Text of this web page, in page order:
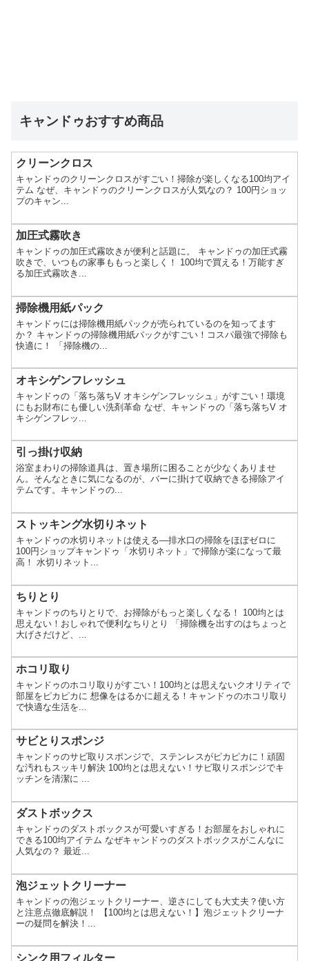
キャンドゥおすすめ商品
クリーンクロス
キャンドゥのクリーンクロスがすごい！掃除が楽しくなる100均アイ
テム なぜ、キャンドゥのクリーンクロスが人気なの？ 100円ショッ
プのキャン...
加圧式霧吹き
キャンドゥの加圧式霧吹きが便利と話題に。 キャンドゥの加圧式霧
吹きで、いつもの家事ももっと楽しく！ 100均で買える！万能すぎ
る加圧式霧吹き...
掃除機用紙パック
キャンドゥには掃除機用紙パックが売られているのを知ってます
か？ キャンドゥの掃除機用紙パックがすごい！コスパ最強で掃除も
快適に！ 「掃除機の...
オキシゲンフレッシュ
キャンドゥの「落ち落ちV オキシゲンフレッシュ」がすごい！環境
にもお財布にも優しい洗剤革命 なぜ、キャンドゥの「落ち落ちV オ
キシゲンフレッ...
引っ掛け収納
浴室まわりの掃除道具は、置き場所に困ることが少なくありませ
ん。そんなときに気になるのが、バーに掛けて収納できる掃除アイ
テムです。キャンドゥの...
ストッキング水切りネット
キャンドゥの水切りネットは使える―排水口の掃除をほぼゼロに
100円ショップキャンドゥ「水切りネット」で掃除が楽になって最
高！ 水切りネット...
ちりとり
キャンドゥのちりとりで、お掃除がもっと楽しくなる！ 100均とは
思えない！おしゃれで便利なちりとり 「掃除機を出すのはちょっと
大げさだけど、...
ホコリ取り
キャンドゥのホコリ取りがすごい！100均とは思えないクオリティで
部屋をピカピカに 想像をはるかに超える！キャンドゥのホコリ取り
で快適な生活を...
サビとりスポンジ
キャンドゥのサビ取りスポンジで、ステンレスがピカピカに！頑固
な汚れもスッキリ解決 100均とは思えない！サビ取りスポンジでキ
ッチンを清潔に ...
ダストボックス
キャンドゥのダストボックスが可愛いすぎる！お部屋をおしゃれに
できる100均アイテム なぜキャンドゥのダストボックスがこんなに
人気なの？ 最近...
泡ジェットクリーナー
キャンドゥの泡ジェットクリーナー、逆さにしても大丈夫？使い方
と注意点徹底解説！ 【100均とは思えない！】泡ジェットクリーナ
ーの疑問を解決！...
シンク用フィルター